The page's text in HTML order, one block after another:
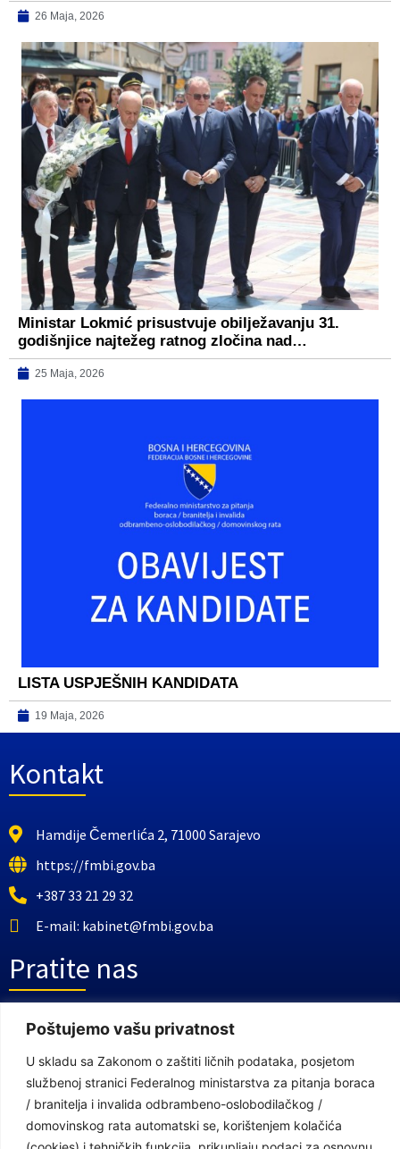
Poštujemo vašu privatnost
U skladu sa Zakonom o zaštiti ličnih podataka, posjetom
službenoj stranici Federalnog ministarstva za pitanja boraca
/ branitelja i invalida odbrambeno-oslobodilačkog /
domovinskog rata automatski se, korištenjem kolačića
26 Maja, 2026
Ministar Lokmić prisustvuje obilježavanju 31.
godišnjice najtežeg ratnog zločina nad…
25 Maja, 2026
LISTA USPJEŠNIH KANDIDATA
19 Maja, 2026
Kontakt
Hamdije Čemerlića 2, 71000 Sarajevo
https://fmbi.gov.ba
+387 33 21 29 32
E-mail: kabinet@fmbi.gov.ba
Pratite nas
Facebook Stranica
Youtube Kanal
Linkovi